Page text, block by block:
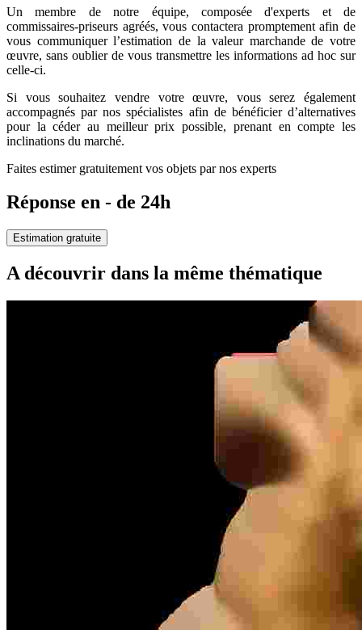
Un membre de notre équipe, composée d'experts et de
commissaires-priseurs agréés, vous contactera promptement afin de
vous communiquer l’estimation de la valeur marchande de votre
œuvre, sans oublier de vous transmettre les informations ad hoc sur
celle-ci.
Si vous souhaitez vendre votre œuvre, vous serez également
accompagnés par nos spécialistes afin de bénéficier d’alternatives
pour la céder au meilleur prix possible, prenant en compte les
inclinations du marché.
Faites estimer gratuitement vos objets par nos experts
Réponse en - de 24h
Estimation gratuite
A découvrir dans la même thématique